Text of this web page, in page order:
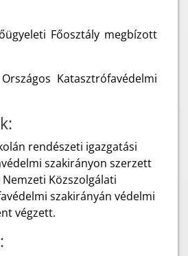
Főosztály megbízott
Katasztrófavédelmi
rendészeti igazgatási
szakirányon szerzett
Közszolgálati
szakirányán védelmi
végzett.